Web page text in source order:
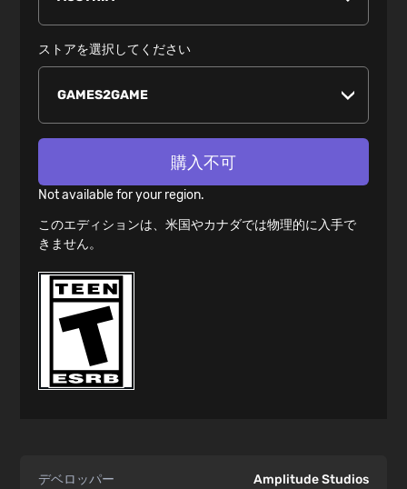
ストアを選択してください
購入不可
Not available for your region.
このエディションは、米国やカナダでは物理的に入手で
きません。
デベロッパー Amplitude Studios